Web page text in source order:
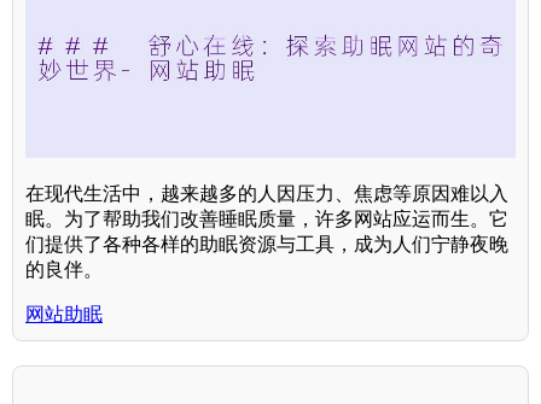
在现代生活中，越来越多的人因压力、焦虑等原因难以入
眠。为了帮助我们改善睡眠质量，许多网站应运而生。它
们提供了各种各样的助眠资源与工具，成为人们宁静夜晚
的良伴。
网站助眠